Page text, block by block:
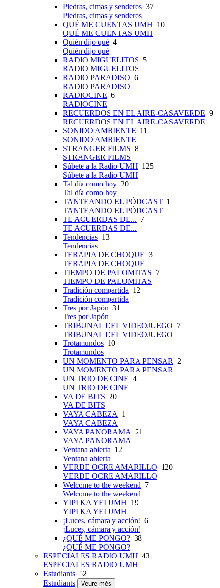
Piedras, cimas y senderos 37
Piedras, cimas y senderos
QUÉ ME CUENTAS UMH 10
QUÉ ME CUENTAS UMH
Quién dijo qué 4
Quién dijo qué
RADIO MIGUELITOS 5
RADIO MIGUELITOS
RADIO PARADISO 6
RADIO PARADISO
RADIOCINE 6
RADIOCINE
RECUERDOS EN EL AIRE-CASAVERDE 9
RECUERDOS EN EL AIRE-CASAVERDE
SONIDO AMBIENTE 11
SONIDO AMBIENTE
STRANGER FILMS 8
STRANGER FILMS
Súbete a la Radio UMH 125
Súbete a la Radio UMH
Tal día como hoy 20
Tal día como hoy
TANTEANDO EL PÓDCAST 1
TANTEANDO EL PÓDCAST
TE ACUERDAS DE... 7
TE ACUERDAS DE...
Tendencias 13
Tendencias
TERAPIA DE CHOQUE 3
TERAPIA DE CHOQUE
TIEMPO DE PALOMITAS 7
TIEMPO DE PALOMITAS
Tradición compartida 12
Tradición compartida
Tres por Japón 31
Tres por Japón
TRIBUNAL DEL VIDEOJUEGO 7
TRIBUNAL DEL VIDEOJUEGO
Trotamundos 10
Trotamundos
UN MOMENTO PARA PENSAR
2
UN MOMENTO PARA PENSAR
UN TRIO DE CINE 4
UN TRIO DE CINE
VA DE BITS 20
VA DE BITS
VAYA CABEZA
1
VAYA CABEZA
VAYA PANORAMA
21
VAYA PANORAMA
Ventana abierta 12
Ventana abierta
VERDE OCRE AMARILLO 120
VERDE OCRE AMARILLO
Welcome to the weekend 7
Welcome to the weekend
YIPI KA YEI UMH 19
YIPI KA YEI UMH
¡Luces, cámara y acción! 6
¡Luces, cámara y acción!
¿QUÉ ME PONGO? 38
¿QUÉ ME PONGO?
ESPECIALES RADIO UMH 43
ESPECIALES RADIO UMH
Estudiants 52
Estudiants
Veure més